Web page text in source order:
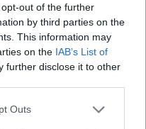
out of the further
by third parties on the
This information may
on the IAB’s List of
further disclose it to other
Outs
00:00:49
paimtus šešis